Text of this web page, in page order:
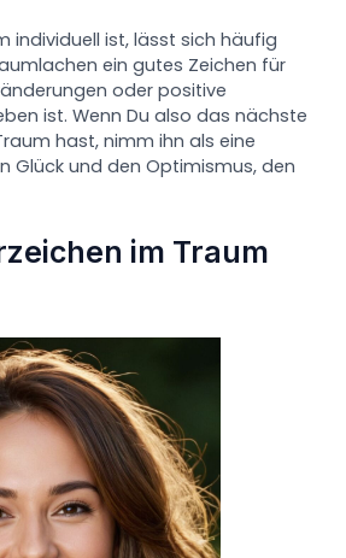
individuell ist, lässt sich häufig
ein gutes Zeichen für
oder positive
ist. Wenn Du also das nächste
hast, nimm ihn als eine
Glück und den Optimismus, den
im Traum